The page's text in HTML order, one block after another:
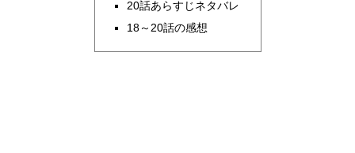
20話あらすじネタバレ
18～20話の感想